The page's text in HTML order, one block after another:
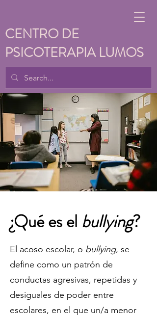
CENTRO DE
PSICOTERAPIA LUMOS
¿Qué es el bullying?
El acoso escolar, o bullying, se
define como un patrón de
conductas agresivas, repetidas y
desiguales de poder entre
escolares, en el que un/a menor